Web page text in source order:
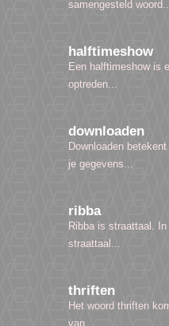
samengesteld
halftimeshow
Een halftimeshow is
optreden...
downloaden
Downloaden
je gegevens...
ribba
Ribba is straattaal. In
straattaal...
thriften
Het woord thriften
van...